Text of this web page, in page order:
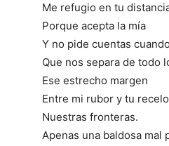
Me refugio en tu
Porque acepta la mía
Y no pide cuentas
Que nos separa de todo
Ese estrecho margen
Entre mi rubor y tu
Nuestras fronteras.
Apenas una baldosa mal